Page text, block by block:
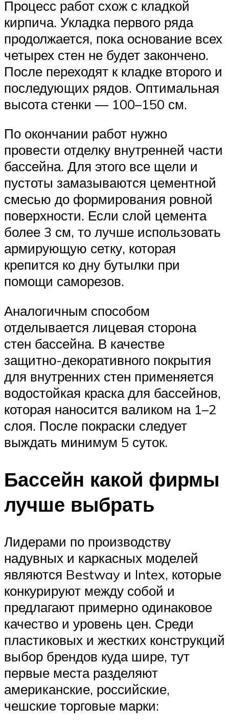
Процесс работ схож с кладкой
кирпича. Укладка первого ряда
продолжается, пока основание всех
четырех стен не будет закончено.
После переходят к кладке второго и
последующих рядов. Оптимальная
высота стенки — 100–150 см.
По окончании работ нужно
провести отделку внутренней части
бассейна. Для этого все щели и
пустоты замазываются цементной
смесью до формирования ровной
поверхности. Если слой цемента
более 3 см, то лучше использовать
армирующую сетку, которая
крепится ко дну бутылки при
помощи саморезов.
Аналогичным способом
отделывается лицевая сторона
стен бассейна. В качестве
защитно-декоративного покрытия
для внутренних стен применяется
водостойкая краска для бассейнов,
которая наносится валиком на 1–2
слоя. После покраски следует
выждать минимум 5 суток.
Бассейн какой фирмы
лучше выбрать
Лидерами по производству
надувных и каркасных моделей
являются Bestway и Intex, которые
конкурируют между собой и
предлагают примерно одинаковое
качество и уровень цен. Среди
пластиковых и жестких конструкций
выбор брендов куда шире, тут
первые места разделяют
американские, российские,
чешские торговые марки: